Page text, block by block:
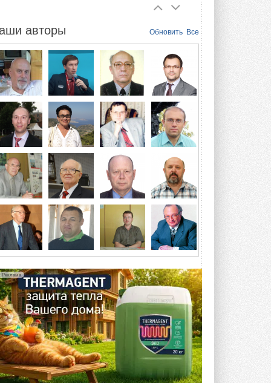
с одним общим испарителем
конструкцию двухисточникового ...
ВЧЕРА
21-й ежегодный форум
«ЦОД-2026»
Мероприятие пройдет 2-3 сентября в
отеле Radisson Slavyanskaya. Форум
посетит более двух тысяч участников ...
ВЧЕРА
Китайская Shenling представила
линейку тепловых насосов
«воздух-вода» на R290
Серия ThermaX R290 All-In-One
включает три модели ...
4 АВГУСТА 2026
Тепловые насосы в связке с
солнечной генерацией и
накопителем снижают
потребление на 60%
Исследователи из Италии установили ...
4 АВГУСТА 2026
«РУСКЛИМАТ Fest 2026» в Уфе
собрал свыше 700 профи
климатической отрасли
Организатором выступил торгово-
производственный холдинг ...
3 АВГУСТА 2026
«Датарк» испытал модульный
Обновить Все
авторы
Реклама